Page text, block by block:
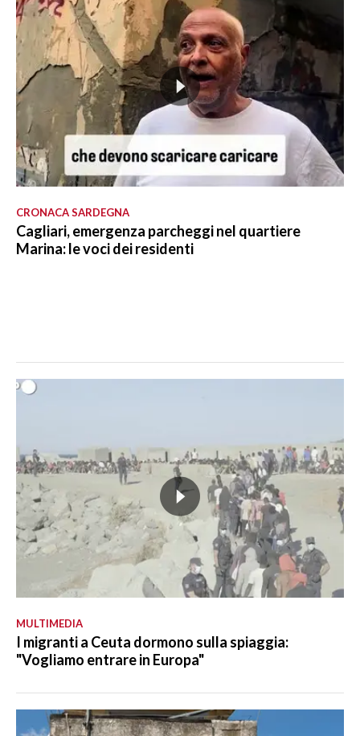
CRONACA SARDEGNA
Cagliari, emergenza parcheggi nel quartiere
Marina: le voci dei residenti
MULTIMEDIA
I migranti a Ceuta dormono sulla spiaggia:
"Vogliamo entrare in Europa"